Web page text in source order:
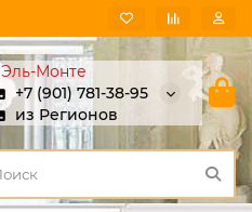
Эль-Монте
+7 (901) 781-38-95
из Регионов